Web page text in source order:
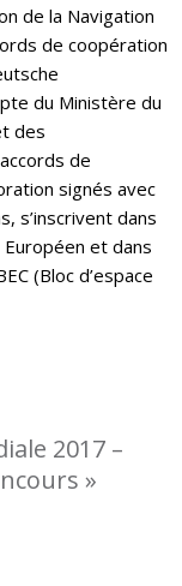
de la Navigation
de coopération
du Ministère du
des
de
signés avec
s’inscrivent dans
Européen et dans
(Bloc d’espace
2017 –
»